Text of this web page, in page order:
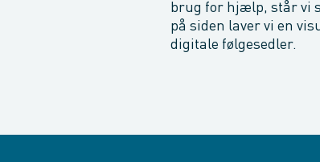
brug for hjælp, står vi
på siden laver vi en
digitale følgesedler.